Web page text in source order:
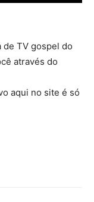
de TV gospel do
através do
aqui no site é só